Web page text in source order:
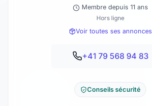
Membre depuis 11 ans
Hors ligne
Voir toutes ses annonces
+41 79 568 94 83
Conseils sécurité